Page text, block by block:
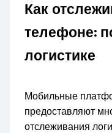
Как
телефоне:
логистике
Мобильные
предоставляют
отслеживания